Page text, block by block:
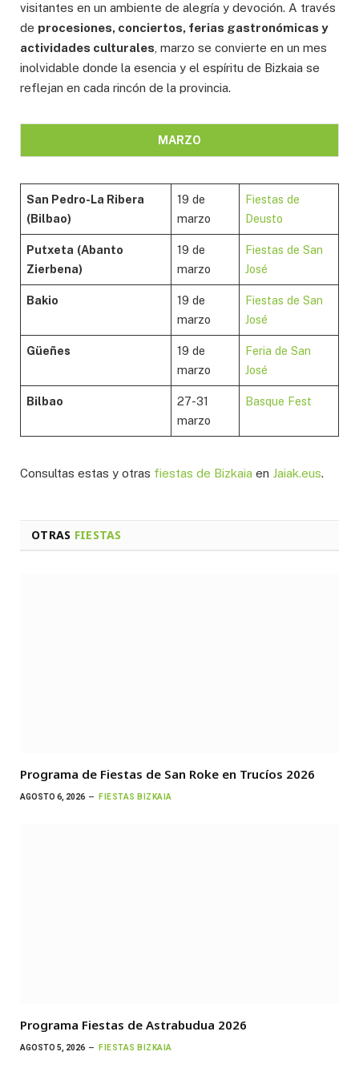
visitantes en un ambiente de alegría y devoción. A través
de procesiones, conciertos, ferias gastronómicas y
actividades culturales , marzo se convierte en un mes
inolvidable donde la esencia y el espíritu de Bizkaia se
reflejan en cada rincón de la provincia.
MARZO
San Pedro-La Ribera
(Bilbao)
19 de
marzo
Fiestas de
Deusto
Putxeta (Abanto
Zierbena)
19 de
marzo
Fiestas de San
José
Bakio
19 de
marzo
Fiestas de San
José
Güeñes
19 de
marzo
Feria de San
José
Bilbao
27-31
marzo
Basque Fest
Consultas estas y otras fiestas de Bizkaia en Jaiak.eus.
OTRAS FIESTAS
Programa de Fiestas de San Roke en Trucíos 2026
AGOSTO 6, 2026 FIESTAS BIZKAIA
Programa Fiestas de Astrabudua 2026
AGOSTO 5, 2026 FIESTAS BIZKAIA